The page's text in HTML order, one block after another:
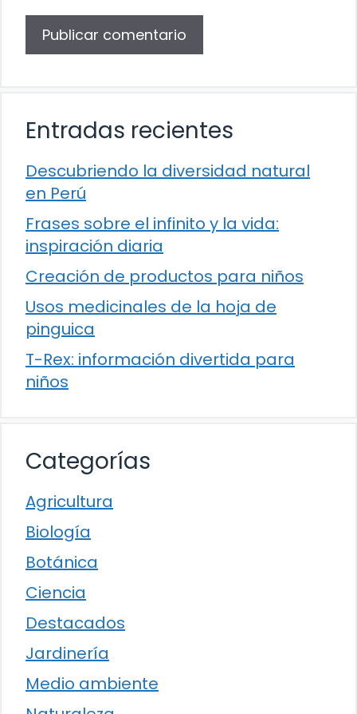
Entradas recientes
Descubriendo la diversidad natural
en Perú
Frases sobre el infinito y la vida:
inspiración diaria
Creación de productos para niños
Usos medicinales de la hoja de
pinguica
T-Rex: información divertida para
niños
Categorías
Agricultura
Biología
Botánica
Ciencia
Destacados
Jardinería
Medio ambiente